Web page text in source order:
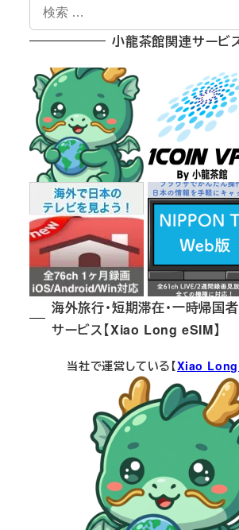
索
小龍茶館関連サービ
海外旅行・短期滞在・一時帰国
サービス【Xiao Long eSIM】
当社で運営している【Xiao Long